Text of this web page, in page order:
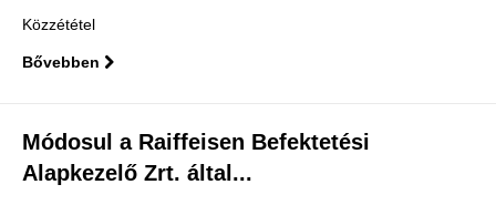
Közzététel
Bővebben
Módosul a Raiffeisen Befektetési
Alapkezelő Zrt. által...